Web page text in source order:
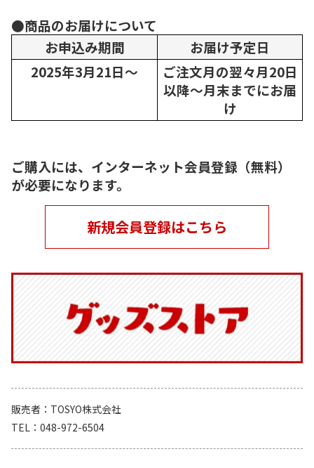
●商品のお届けについて
お申込み期間
お届け予定日
2025年3月21日～
ご注文月の翌々月20日
以降～月末までにお届
け
ご購入には、インターネット会員登録（無料）
が必要になります。
新規会員登録はこちら
販売者
TOSYO株式会社
TEL
048-972-6504